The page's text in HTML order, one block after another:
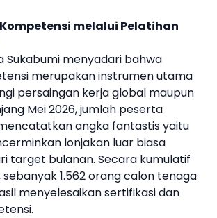
melalui Pelatihan
Sukabumi menyadari bahwa
merupakan instrumen utama
persaingan kerja global maupun
Mei 2026, jumlah peserta
angka fantastis yaitu
lonjakan luar biasa
target bulanan. Secara kumulatif
sebanyak 1.562 orang calon tenaga
menyelesaikan sertifikasi dan